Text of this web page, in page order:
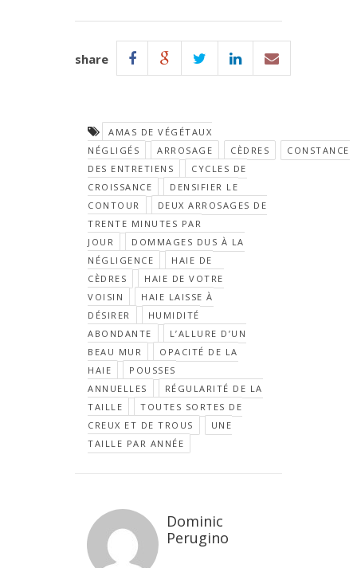
share
AMAS DE VÉGÉTAUX
NÉGLIGÉS
ARROSAGE CÈDRES
CONSTANCE
DES ENTRETIENS
CYCLES DE
CROISSANCE
DENSIFIER LE
CONTOUR
DEUX ARROSAGES DE
TRENTE MINUTES PAR
JOUR
DOMMAGES DUS À LA
NÉGLIGENCE
HAIE DE
CÈDRES
HAIE DE VOTRE
VOISIN
HAIE LAISSE À
DÉSIRER
HUMIDITÉ
ABONDANTE
L’ALLURE D’UN
BEAU MUR
OPACITÉ DE LA
HAIE
POUSSES
ANNUELLES
RÉGULARITÉ DE LA
TAILLE
TOUTES SORTES DE
CREUX ET DE TROUS
UNE
TAILLE PAR ANNÉE
Dominic
Perugino